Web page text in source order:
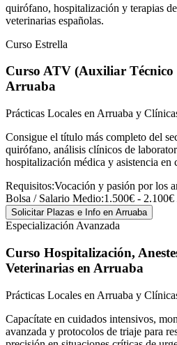
quirófano, hospitalización y terapias
veterinarias españolas.
Curso Estrella
Curso ATV (Auxiliar Técnico
Arruaba
Prácticas Locales en Arruaba y
Consigue el título más completo del
quirófano, análisis clínicos de
hospitalización médica y asistencia en
Requisitos:Vocación y pasión por los
Bolsa / Salario Medio:1.500€ - 2.100€
Solicitar Plazas e Info en Arruaba
Especialización Avanzada
Curso Hospitalización,
Veterinarias en Arruaba
Prácticas Locales en Arruaba y
Capacítate en cuidados intensivos,
avanzada y protocolos de triaje para